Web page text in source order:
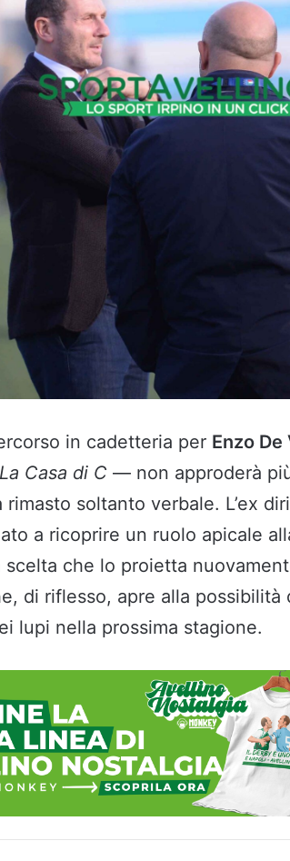
in cadetteria per Enzo De
La Casa di C — non approderà
rimasto soltanto verbale. L’ex
a ricoprire un ruolo apicale
scelta che lo proietta
di riflesso, apre alla possibilità
lupi nella prossima stagione.